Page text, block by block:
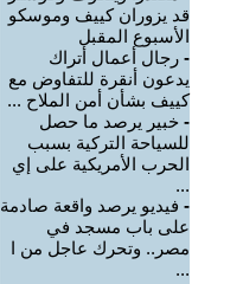
قد يزوران كييف وموسكو
الأسبوع المقبل
- رجال أعمال أتراك
يدعون أنقرة للتفاوض مع
كييف بشأن أمن الملاح ...
- خبير يرصد ما حصل
للسياحة التركية بسبب
الحرب الأمريكية على إي
...
- فيديو يرصد واقعة صادمة
على باب مسجد في
مصر.. وتحرك عاجل من ا
...